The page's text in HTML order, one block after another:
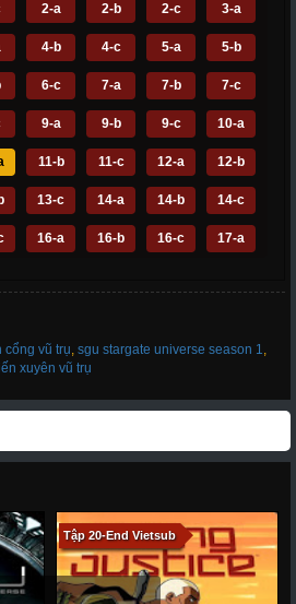
2-a 2-b 2-c 3-a
4-b 4-c 5-a 5-b
6-c 7-a 7-b 7-c
9-a 9-b 9-c 10-a
11-b 11-c 12-a 12-b
13-c 14-a 14-b 14-c
16-a 16-b 16-c 17-a
cổng vũ trụ, sgu stargate universe season 1,
xuyên vũ trụ
Tập 20-End Vietsub